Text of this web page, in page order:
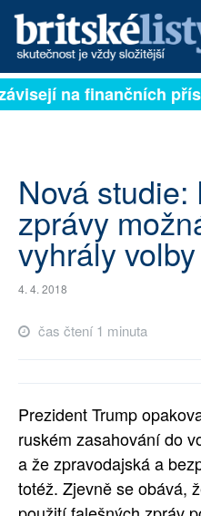
PŘIHLÁSIT
ARCHIV
ROZHOVORY
TÉMATA
SOCIÁLNÍ SÍTĚ
RUBRIKY
na finančních
Nová studie:
zprávy
vyhrály volby
4. 4. 2018
čas čtení 1 minuta
Prezident Trump
ruském zasahování do
a že zpravodajská a
totéž. Zjevně se obává,